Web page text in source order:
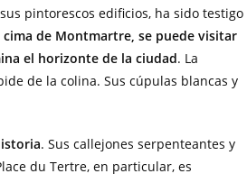
pintorescos edificios, ha sido testigo
cima de Montmartre, se puede visitar
el horizonte de la ciudad. La
de la colina. Sus cúpulas blancas y
. Sus callejones serpenteantes y
du Tertre, en particular, es